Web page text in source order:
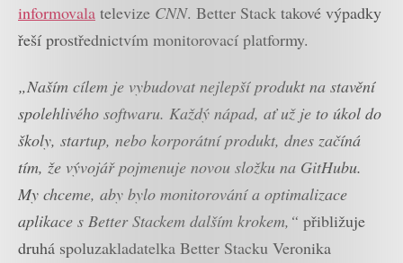
informovala televize CNN. Better Stack takové výpadky
řeší prostřednictvím monitorovací platformy.
„Naším cílem je vybudovat nejlepší produkt na stavění
spolehlivého softwaru. Každý nápad, ať už je to úkol do
školy, startup, nebo korporátní produkt, dnes začíná
tím, že vývojář pojmenuje novou složku na GitHubu.
My chceme, aby bylo monitorování a optimalizace
aplikace s Better Stackem dalším krokem,“ přibližuje
druhá spoluzakladatelka Better Stacku Veronika